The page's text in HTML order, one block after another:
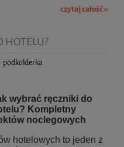
czytaj całość »
HOTELU?
podkolderka
wybrać ręczniki do
Kompletny
noclegowych
hotelowych to jeden z